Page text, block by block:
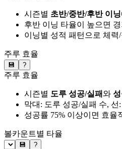
시즌별 초반/중반/후반 이닝
후반 이닝 타율이 높으면
이닝별 성적 패턴으로 체력
주루 효율
💾 ?
주루 효율
시즌별 도루 성공/실패와
막대: 도루 성공/실패 수, 선
성공률 75% 이상이면 효율
볼카운트별 타율
💾 ?